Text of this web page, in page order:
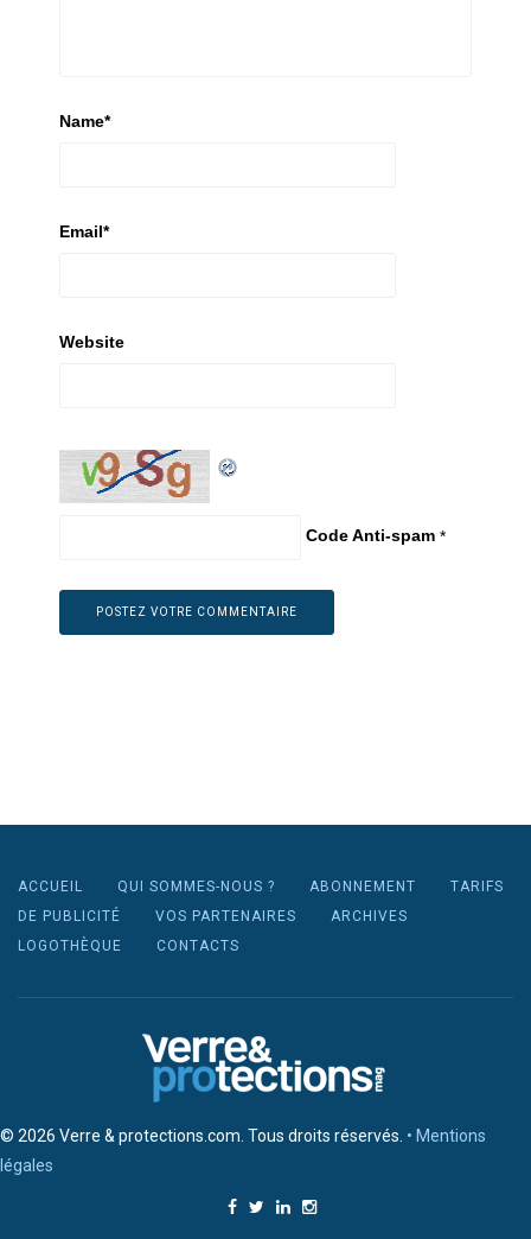
Name*
Email*
Website
Code Anti-spam *
ACCUEIL QUI SOMMES-NOUS ? ABONNEMENT
TARIFS
DE PUBLICITÉ
VOS PARTENAIRES
ARCHIVES
LOGOTHÈQUE
CONTACTS
© 2026 Verre & protections.com. Tous droits réservés. • Mentions
légales